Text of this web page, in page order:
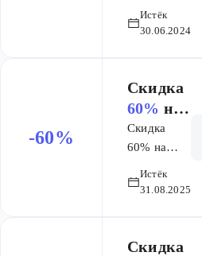
и биохакингу
Истёк
30.06.2024
-60%
Скидка
60% на
обучени
е
Скидка
60% на
и 50% на
Истёк
31.08.2025
Скидка